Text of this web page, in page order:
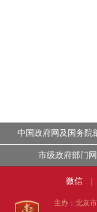
中国政府网及国务院
市级政府部门
微信
主办：北京